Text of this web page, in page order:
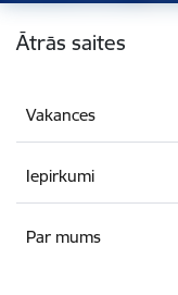
Kājene
Ātrās saites
Vakances
Iepirkumi
Par mums